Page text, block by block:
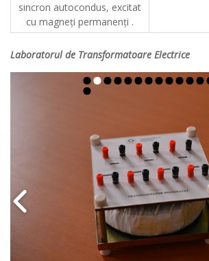
sincron autocondus, excitat
cu magneţi permanenţi .
Laboratorul de Transformatoare Electrice